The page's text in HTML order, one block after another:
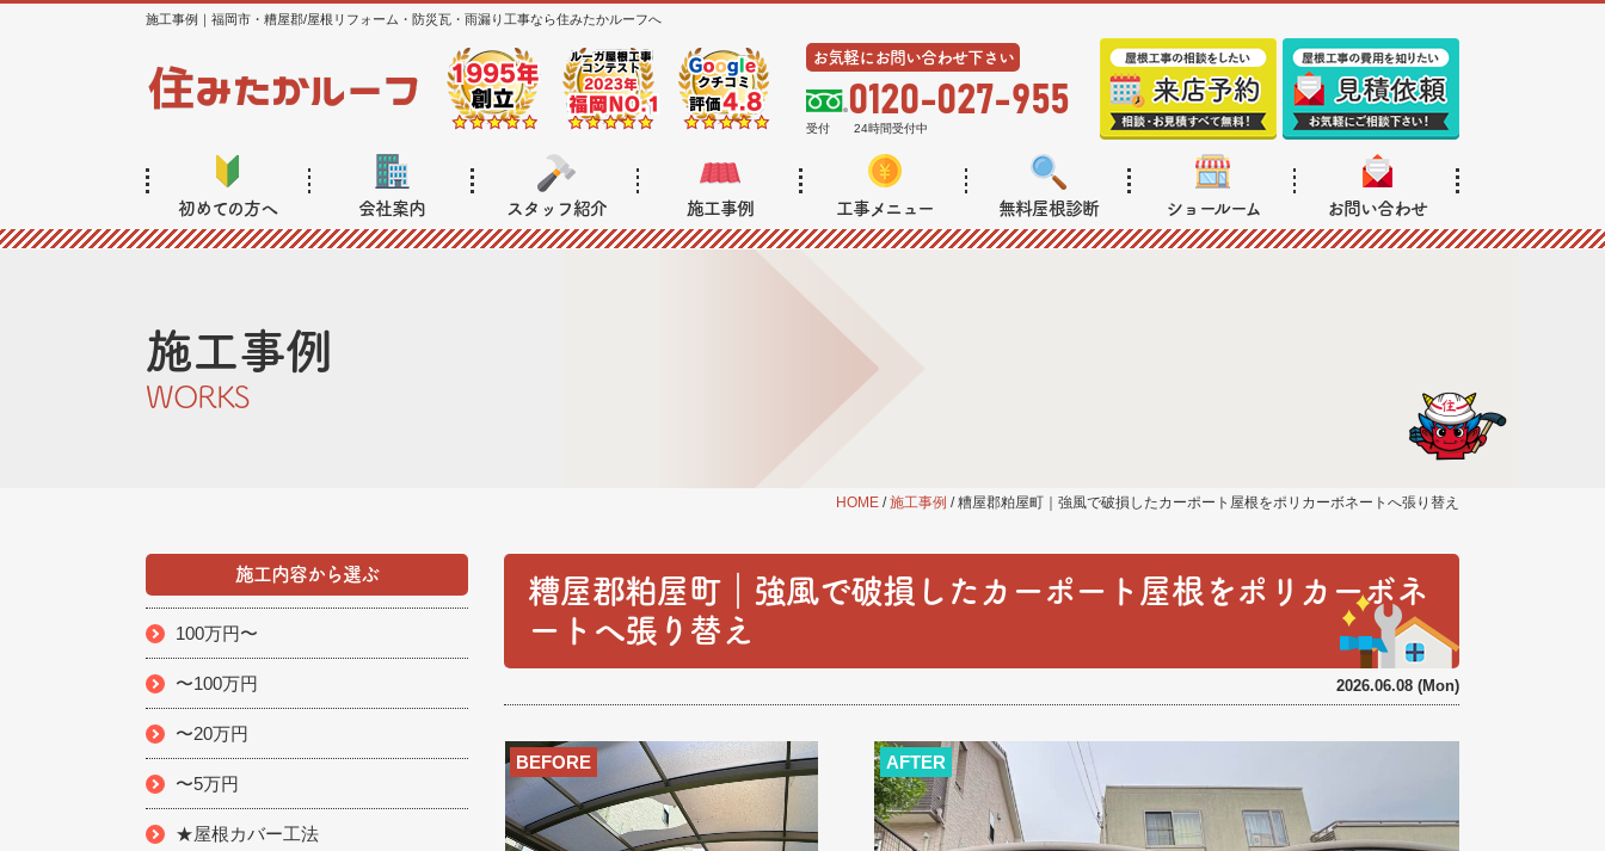
施工事例｜福岡市・糟屋郡/屋根リフォーム・防災瓦・雨漏り工事なら住みたかルーフへ
お気軽にお問い合わせ下さい
0120-027-955
受付 24時間受付中
初めての方へ 会社案内 スタッフ紹介 施工事例 工事メニュー 無料屋根診断 ショールーム お問い合わせ
施工事例
WORKS
HOME /施工事例 /糟屋郡粕屋町｜強風で破損したカーポート屋根をポリカーボネートへ張り替え
糟屋郡粕屋町｜強風で破損したカーポート屋根をポリカーボネ
ートへ張り替え
2026.06.08 (Mon)
BEFORE AFTER
施工内容から選ぶ
100万円〜
〜100万円
〜20万円
〜5万円
★屋根カバー工法